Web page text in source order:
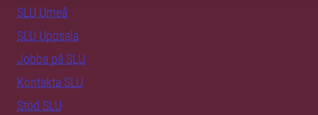
SLU Umeå
SLU Uppsala
Jobba på SLU
Kontakta SLU
Stöd SLU